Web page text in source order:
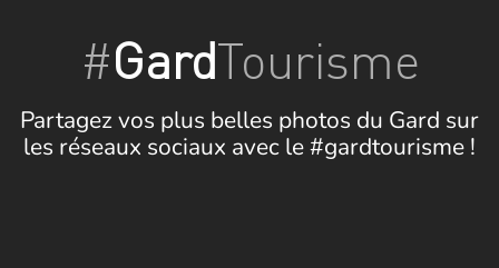
#GardTourisme
Partagez vos plus belles photos du Gard sur
les réseaux sociaux avec le #gardtourisme !